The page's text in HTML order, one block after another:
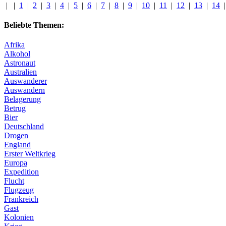
|
| 1 | 2 | 3 | 4 | 5 | 6 | 7 | 8 | 9 | 10 | 11 | 12 | 13 | 14 |
Beliebte Themen:
Afrika
Alkohol
Astronaut
Australien
Auswanderer
Auswandern
Belagerung
Betrug
Bier
Deutschland
Drogen
England
Erster Weltkrieg
Europa
Expedition
Flucht
Flugzeug
Frankreich
Gast
Kolonien